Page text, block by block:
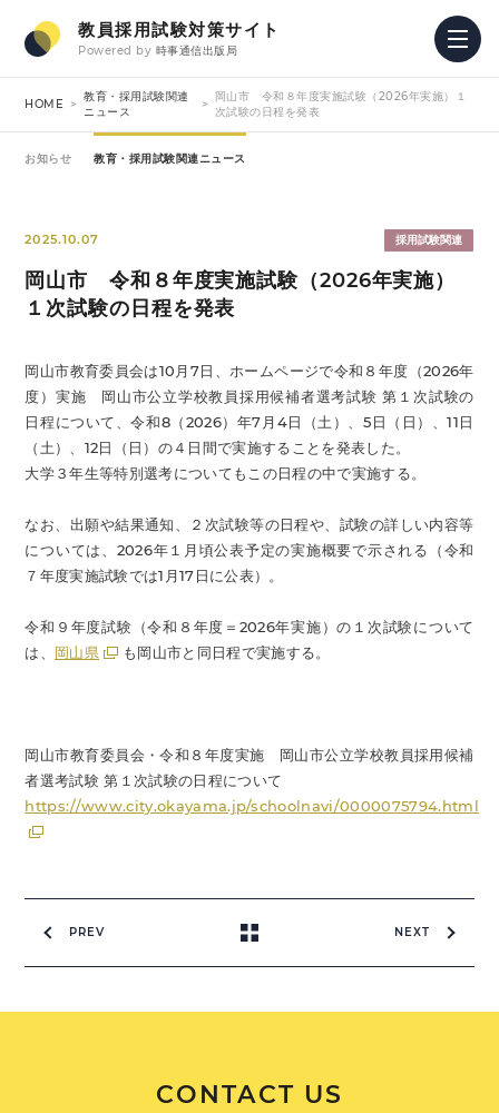
教員採用試験対策サイト
Powered by 時事通信出版局
HOME
教育・採用試験関連
ニュース
岡山市 令和８年度実施試験（2026年実施）１
次試験の日程を発表
お知らせ 教育・採用試験関連ニュース
2025.10.07 採用試験関連
岡山市 令和８年度実施試験（2026年実施）
１次試験の日程を発表
岡山市教育委員会は10月7日、ホームページで令和８年度（2026年
度）実施 岡山市公立学校教員採用候補者選考試験 第１次試験の
日程について、令和8（2026）年7月4日（土）、5日（日）、11日
（土）、12日（日）の４日間で実施することを発表した。
大学３年生等特別選考についてもこの日程の中で実施する。
なお、出願や結果通知、２次試験等の日程や、試験の詳しい内容等
については、2026年１月頃公表予定の実施概要で示される（令和
７年度実施試験では1月17日に公表）。
令和９年度試験（令和８年度＝2026年実施）の１次試験について
は、 岡山県 も岡山市と同日程で実施する。
岡山市教育委員会・令和８年度実施 岡山市公立学校教員採用候補
者選考試験 第１次試験の日程について
https://www.city.okayama.jp/schoolnavi/0000075794.html
PREV NEXT
CONTACT US